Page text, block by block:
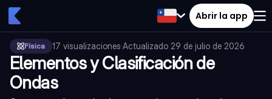
Abrir la app
Física 17 visualizaciones·Actualizado 29 de julio de 2026
Elementos y Clasificación de
Ondas